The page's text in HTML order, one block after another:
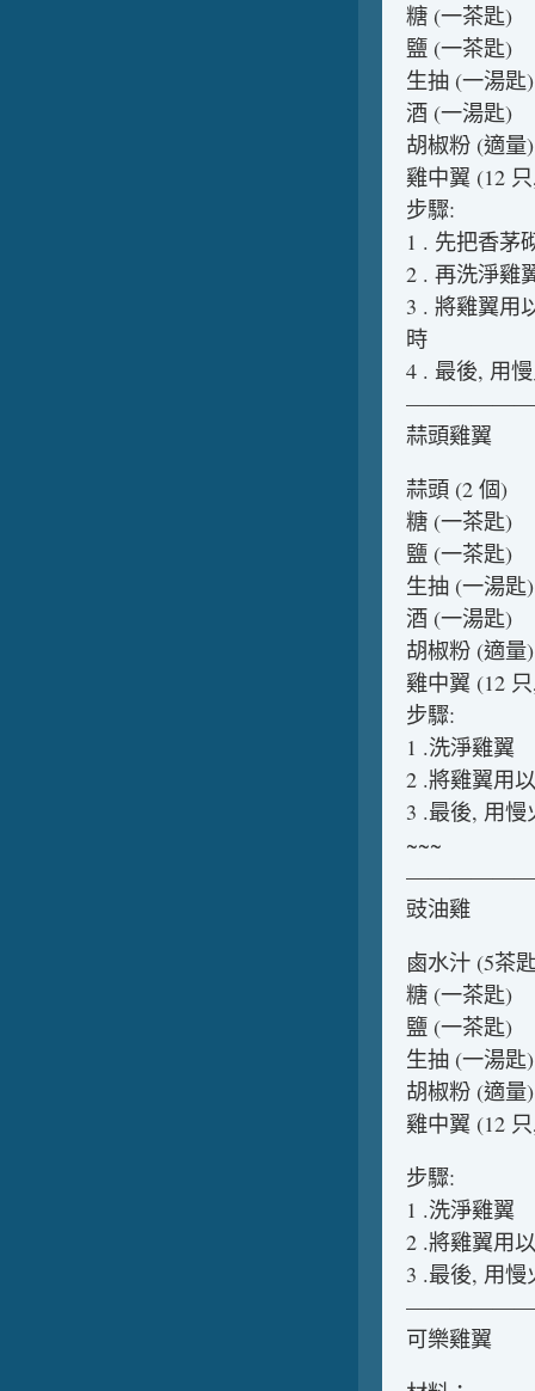
糖 (一茶匙)
鹽 (一茶匙)
生抽 (一湯匙)
酒 (一湯匙)
胡椒粉 (適量)
雞中翼 (12
步驟:
1 . 先把香茅
2 . 再洗淨雞
3 . 將雞翼用
時
4 . 最後, 用
蒜頭雞翼
蒜頭 (2 個)
糖 (一茶匙)
鹽 (一茶匙)
生抽 (一湯匙)
酒 (一湯匙)
胡椒粉 (適量)
雞中翼 (12
步驟:
1 .洗淨雞翼
2 .將雞翼用
3 .最後, 用
~~~
豉油雞
鹵水汁 (5茶
糖 (一茶匙)
鹽 (一茶匙)
生抽 (一湯匙)
胡椒粉 (適量)
雞中翼 (12
步驟:
1 .洗淨雞翼
2 .將雞翼用
3 .最後, 用
可樂雞翼